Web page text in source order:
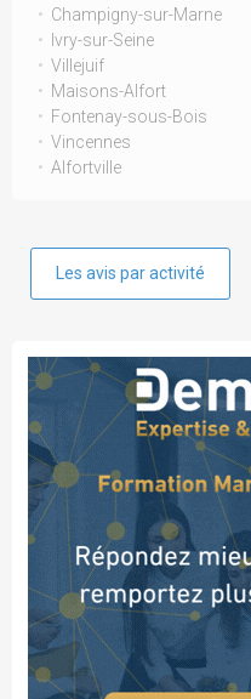
Champigny-sur-Marne
Ivry-sur-Seine
Villejuif
Maisons-Alfort
Fontenay-sous-Bois
Vincennes
Alfortville
Les avis par activité